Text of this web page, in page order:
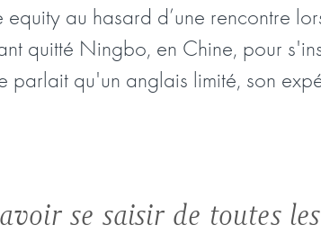
au hasard d’une rencontre
quitté Ningbo, en Chine, pour
parlait qu'un anglais limité, son
se saisir de toutes